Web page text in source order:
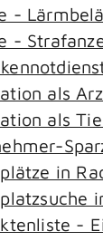
-
-
als
als
in
-